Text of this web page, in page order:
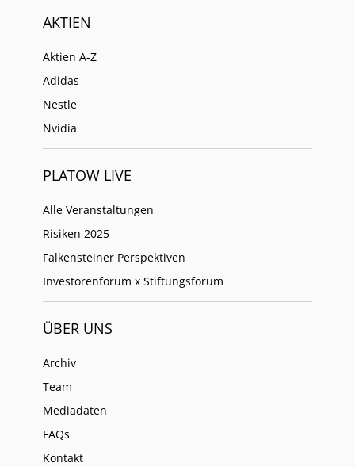
AKTIEN
Aktien A-Z
Adidas
Nestle
Nvidia
PLATOW LIVE
Alle Veranstaltungen
Risiken 2025
Falkensteiner Perspektiven
Investorenforum x Stiftungsforum
ÜBER UNS
Archiv
Team
Mediadaten
FAQs
Kontakt